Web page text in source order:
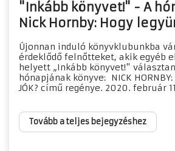
"Inkább könyvet!" - A
Nick Hornby: Hogy
Újonnan induló könyvklubunkba
érdeklődő felnőtteket, akik egyéb
helyett „Inkább könyvet!"
hónapjának könyve: NICK HORNBY:
JÓK? című regénye. 2020. február
Tovább a teljes bejegyzéshez